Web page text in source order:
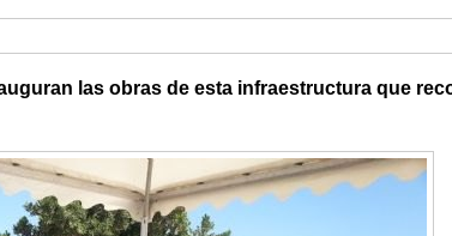
las obras de esta infraestructura que